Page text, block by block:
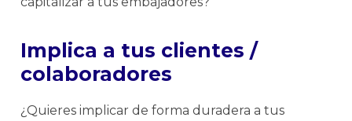
Implica a tus clientes /
colaboradores
¿Quieres implicar de forma duradera a tus